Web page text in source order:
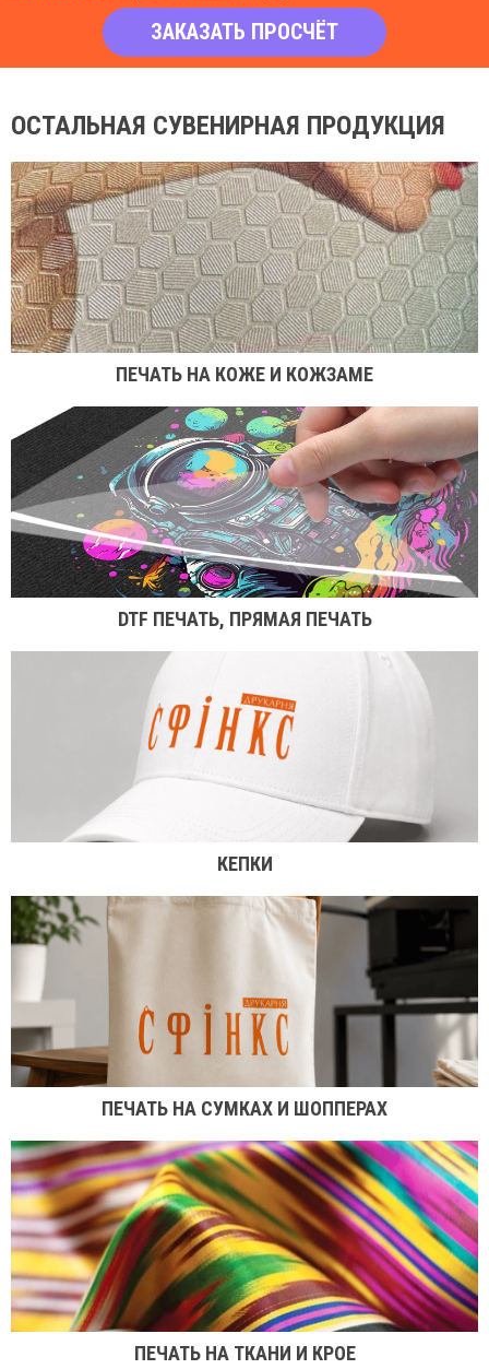
ЗАКАЗАТЬ ПРОСЧЁТ
ОСТАЛЬНАЯ СУВЕНИРНАЯ ПРОДУКЦИЯ
ПЕЧАТЬ НА КОЖЕ И КОЖЗАМЕ
DTF ПЕЧАТЬ, ПРЯМАЯ ПЕЧАТЬ
КЕПКИ
ПЕЧАТЬ НА СУМКАХ И ШОППЕРАХ
ПЕЧАТЬ НА ТКАНИ И КРОЕ